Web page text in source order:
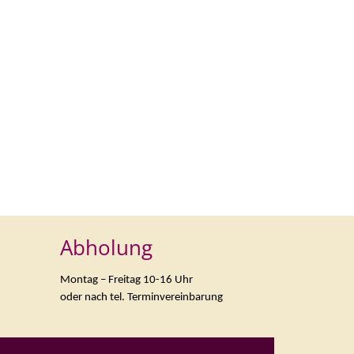
Abholung
Montag – Freitag 10-16 Uhr
oder nach tel. Terminvereinbarung